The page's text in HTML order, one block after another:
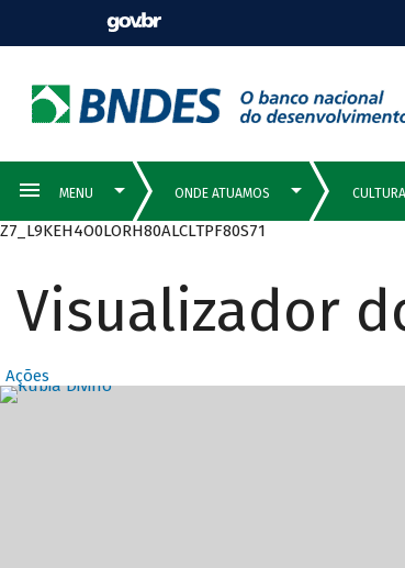
Z7_L9KEH4O0LORH80ALCLTPF80S71
Visualizador
Ações
Destaques